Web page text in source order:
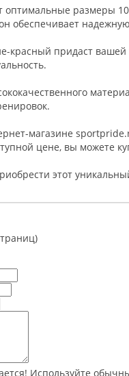
и скамьи для раздевалок)
размеры
обеспечивает
красный придаст
магазине
цене, вы можете
этот
Используйте